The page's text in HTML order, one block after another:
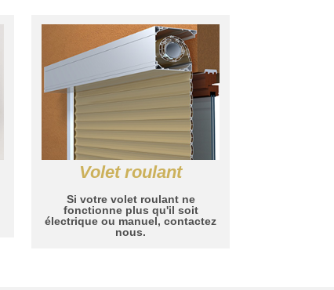
Volet roulant
Si votre volet roulant ne
fonctionne plus qu'il soit
électrique ou manuel, contactez
nous.